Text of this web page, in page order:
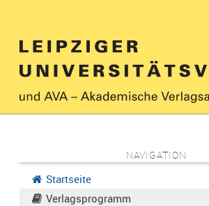
NAVIGATION
Startseite
Verlagsprogramm